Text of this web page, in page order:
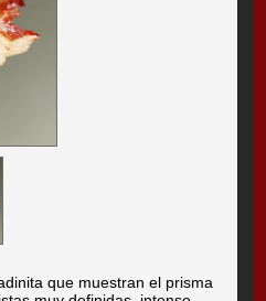
que muestran el prisma